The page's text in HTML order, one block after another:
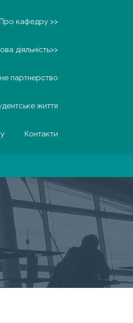
кафедру >>
діяльність>>
партнерство
життя
Контакти